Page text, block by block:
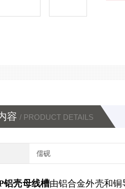
容 / PRODUCT DETAILS
儒砚
铝壳母线槽由铝合金外壳和